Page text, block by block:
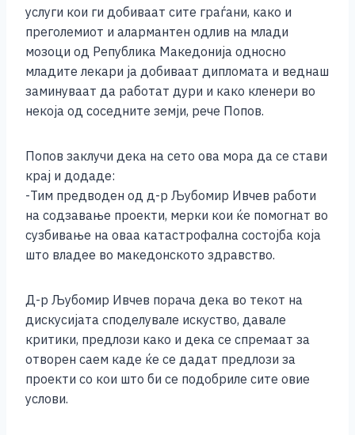
услуги кои ги добиваат сите граѓани, како и
преголемиот и алармантен одлив на млади
мозоци од Република Македонија односно
младите лекари ја добиваат дипломата и веднаш
заминуваат да работат дури и како кленери во
некоја од соседните земји, рече Попов.
Попов заклучи дека на сето ова мора да се стави
крај и додаде:
-Тим предводен од д-р Љубомир Ивчев работи
на содзавање проекти, мерки кои ќе помогнат во
сузбивање на оваа катастрофална состојба која
што владее во македонското здравство.
Д-р Љубомир Ивчев порача дека во текот на
дискусијата споделувале искуство, давале
критики, предлози како и дека се спремаат за
отворен саем каде ќе се дадат предлози за
проекти со кои што би се подобриле сите овие
услови.